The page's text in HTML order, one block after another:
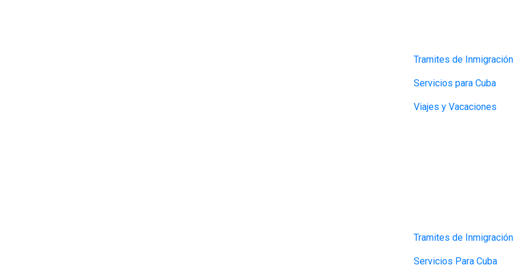
Tramites de Inmigración
Servicios para Cuba
Viajes y Vacaciones
Tramites de Inmigración
Servicios Para Cuba